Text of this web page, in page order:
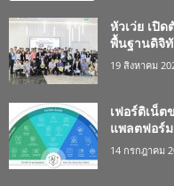
หัวเว่ย เปิ
พื้นฐานดิจิ
19 สิงหาคม
เฟอร์ติเน็
แพลตฟอร์
14 กรกฎาคม